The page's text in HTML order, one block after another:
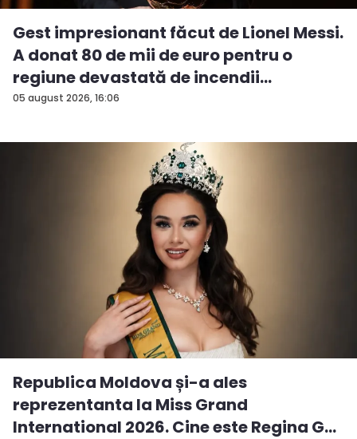
05 august 2026, 16:06
Gest impresionant făcut de Lionel Messi.
A donat 80 de mii de euro pentru o
regiune devastată de incendii
Republica Moldova și-a ales
reprezentanta la Miss Grand
International 2026. Cine este Regina G...